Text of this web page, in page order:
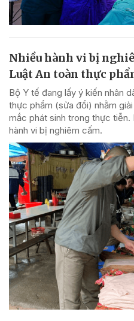
Nhiều hành vi bị
Luật An toàn thực
Bộ Y tế đang lấy ý kiến nhân
thực phẩm (sửa đổi) nhằm
mắc phát sinh trong thực tiễn.
hành vi bị nghiêm cấm.